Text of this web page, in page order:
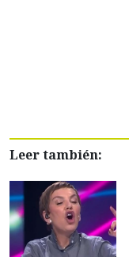
Leer también: